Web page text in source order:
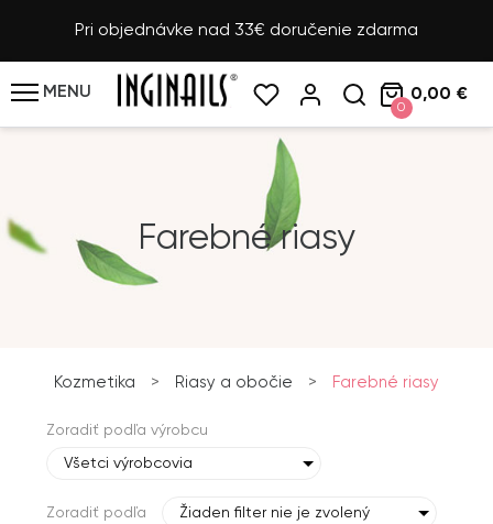
Pri objednávke nad 33€ doručenie zdarma
MENU
0
0,00 €
Farebné riasy
Kozmetika > Riasy a obočie > Farebné riasy
Zoradiť podľa výrobcu
Všetci výrobcovia
Zoradiť podľa Žiaden filter nie je zvolený